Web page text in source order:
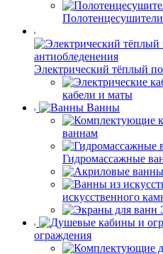
Электрический тёплый
кабели и маты
Ванны
ваннам
Гидромассажные
искусственного
ограждения